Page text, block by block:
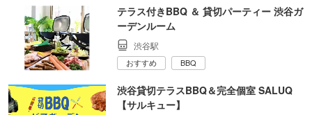
テラス付きBBQ ＆ 貸切パーティー 渋谷ガ
ーデンルーム
渋谷駅
おすすめ BBQ
渋谷貸切テラスBBQ＆完全個室 SALUQ
【サルキュー】